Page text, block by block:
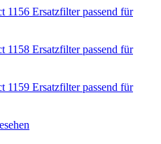
Ersatzfilter passend für
Ersatzfilter passend für
Ersatzfilter passend für